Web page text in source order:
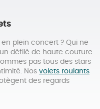
en plein concert ? Qui ne
défilé de haute couture
pas tous des stars
Nos volets roulants
des regards